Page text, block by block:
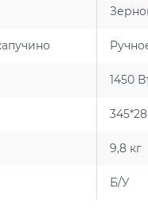
1450
9,8 кг
Б/У